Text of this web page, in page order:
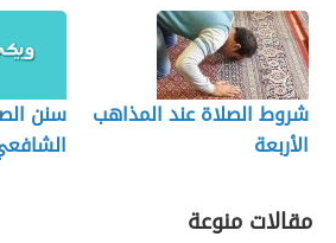
شروط الصلاة عند المذاهب
الأربعة
سنن
مقالات منوعة